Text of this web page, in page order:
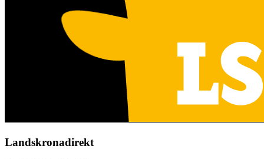
Landskronadirekt